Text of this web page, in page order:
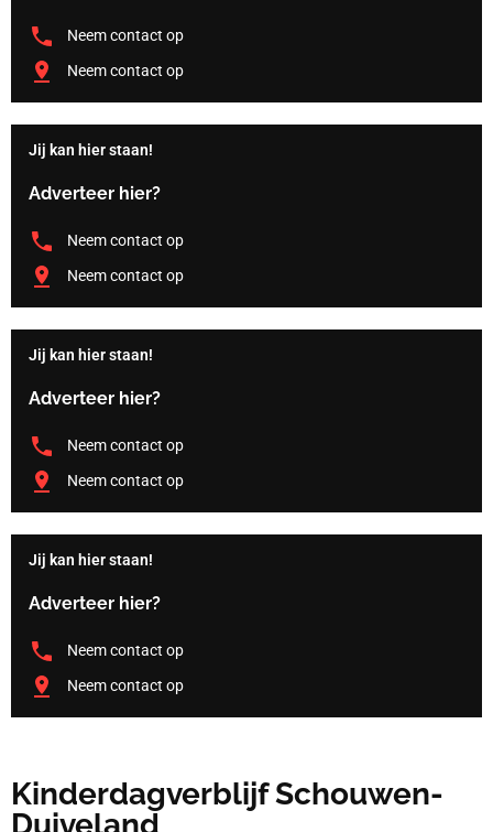
Neem contact op
Neem contact op
Jij kan hier staan!
Adverteer hier?
Neem contact op
Neem contact op
Jij kan hier staan!
Adverteer hier?
Neem contact op
Neem contact op
Jij kan hier staan!
Adverteer hier?
Neem contact op
Neem contact op
Kinderdagverblijf Schouwen-
Duiveland